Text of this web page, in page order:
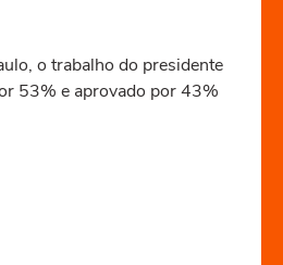
o trabalho do presidente
53% e aprovado por 43%